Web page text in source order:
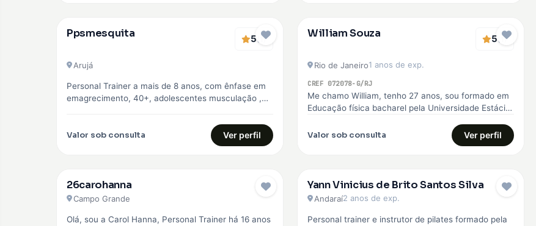
Ppsmesquita 5(1)
Arujá
Personal Trainer a mais de 8 anos, com ênfase em
emagrecimento, 40+, adolescentes musculação ,
Valor sob consulta Ver perfil
William Souza 5(1)
Rio de Janeiro1 anos de exp.
CREF 072078-G/RJ
Me chamo William, tenho 27 anos, sou formado em
Educação física bacharel pela Universidade Estácio
Valor sob consulta Ver perfil
26carohanna
Campo Grande
Olá, sou a Carol Hanna, Personal Trainer há 16 anos
Yann Vinicius de Brito Santos Silva
Andaraí2 anos de exp.
Personal trainer e instrutor de pilates formado pela